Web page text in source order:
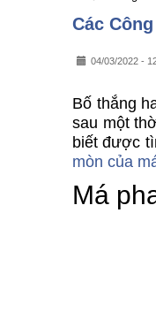
Các
04/03/2022 -
Bố thắng
sau một
biết được
mòn của
Má